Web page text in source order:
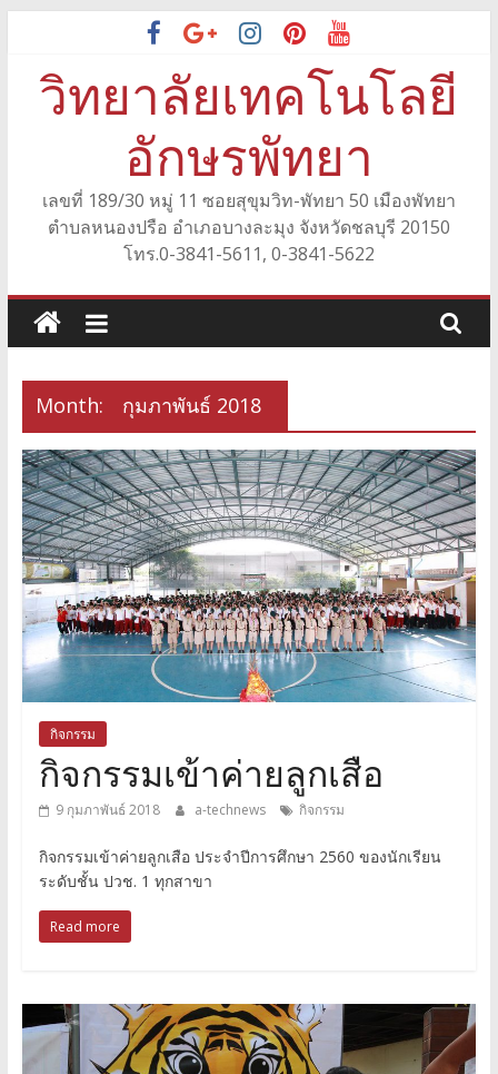
contentวิทยาลัยเทคโนโลยี
อักษรพัทยา
เลขที่ 189/30 หมู่ 11 ซอยสุขุมวิท-พัทยา 50 เมืองพัทยา
ตำบลหนองปรือ อำเภอบางละมุง จังหวัดชลบุรี 20150
โทร.0-3841-5611, 0-3841-5622
Month: กุมภาพันธ์ 2018
กิจกรรม
กิจกรรมเข้าค่ายลูกเสือ
9 กุมภาพันธ์ 2018 a-technews กิจกรรม
กิจกรรมเข้าค่ายลูกเสือ ประจำปีการศึกษา 2560 ของนักเรียน
ระดับชั้น ปวช. 1 ทุกสาขา
Read more